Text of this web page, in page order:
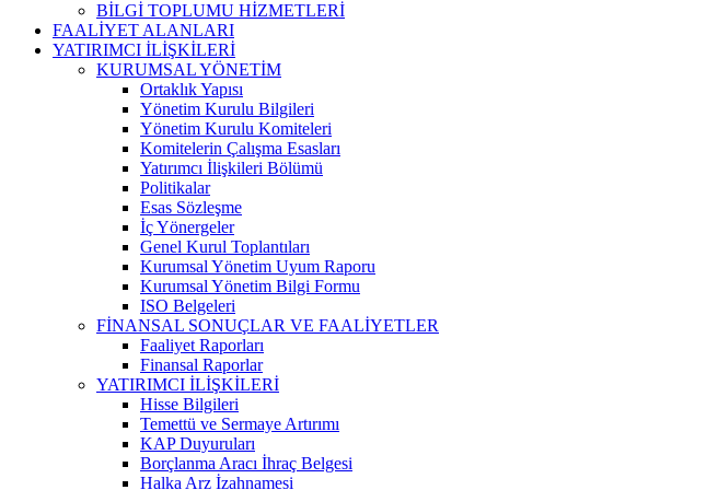
BİLGİ TOPLUMU HİZMETLERİ
FAALİYET ALANLARI
YATIRIMCI İLİŞKİLERİ
KURUMSAL YÖNETİM
Ortaklık Yapısı
Yönetim Kurulu Bilgileri
Yönetim Kurulu Komiteleri
Komitelerin Çalışma Esasları
Yatırımcı İlişkileri Bölümü
Politikalar
Esas Sözleşme
İç Yönergeler
Genel Kurul Toplantıları
Kurumsal Yönetim Uyum Raporu
Kurumsal Yönetim Bilgi Formu
ISO Belgeleri
FİNANSAL SONUÇLAR VE FAALİYETLER
Faaliyet Raporları
Finansal Raporlar
YATIRIMCI İLİŞKİLERİ
Hisse Bilgileri
Temettü ve Sermaye Artırımı
KAP Duyuruları
Borçlanma Aracı İhraç Belgesi
Halka Arz İzahnamesi